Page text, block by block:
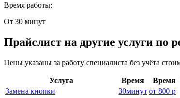
Время работы:
От 30 минут
Прайслист на другие услуги по
Цены указаны за работу специалиста без учёта
Услуга Время Время
Замена кнопки
30минут от 800 р